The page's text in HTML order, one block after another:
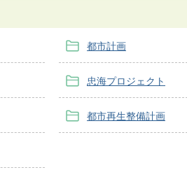
都市計画
忠海プロジェクト
都市再生整備計画